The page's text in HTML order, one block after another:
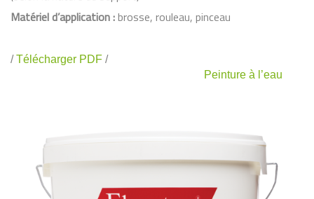
Matériel d’application :brosse, rouleau, pinceau
/Télécharger PDF /
Peinture à l’eau